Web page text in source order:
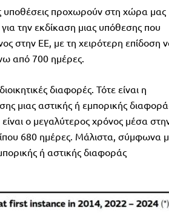
υποθέσεις προχωρούν στη χώρα μας
την εκδίκαση μιας υπόθεσης που
στην ΕΕ, με τη χειρότερη επίδοση
από 700 ημέρες.
διαφορές. Τότε είναι η
μιας αστικής ή εμπορικής
ο μεγαλύτερος χρόνος μέσα
680 ημέρες. Μάλιστα, σύμφωνα
ή αστικής διαφοράς